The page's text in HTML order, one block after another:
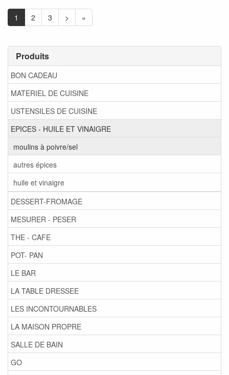
Produits
BON CADEAU
MATERIEL DE CUISINE
USTENSILES DE CUISINE
EPICES - HUILE ET VINAIGRE
moulins à poivre/sel
autres épices
huile et vinaigre
DESSERT-FROMAGE
MESURER - PESER
THE - CAFE
POT- PAN
LE BAR
LA TABLE DRESSEE
LES INCONTOURNABLES
LA MAISON PROPRE
SALLE DE BAIN
GO
1 2 3 > »